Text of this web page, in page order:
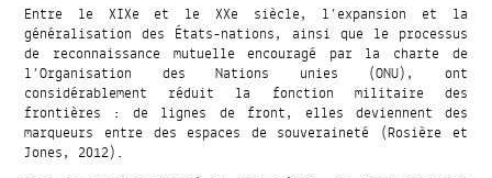
Entre le XIXe et le XXe siècle, l’expansion et la
généralisation des États-nations, ainsi que le processus
de reconnaissance mutuelle encouragé par la charte de
l’Organisation des Nations unies (ONU), ont
considérablement réduit la fonction militaire des
frontières : de lignes de front, elles deviennent des
marqueurs entre des espaces de souveraineté (Rosière et
Jones, 2012).